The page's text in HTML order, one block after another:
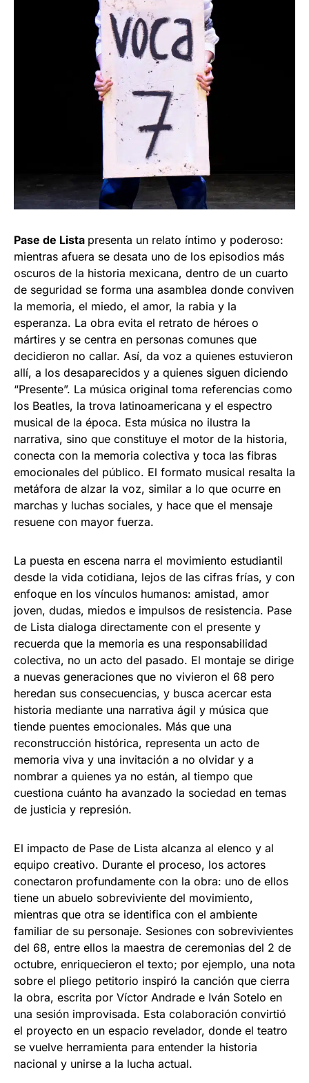
Pase de Lista presenta un relato íntimo y poderoso:
mientras afuera se desata uno de los episodios más
oscuros de la historia mexicana, dentro de un cuarto
de seguridad se forma una asamblea donde conviven
la memoria, el miedo, el amor, la rabia y la
esperanza. La obra evita el retrato de héroes o
mártires y se centra en personas comunes que
decidieron no callar. Así, da voz a quienes estuvieron
allí, a los desaparecidos y a quienes siguen diciendo
“Presente”. La música original toma referencias como
los Beatles, la trova latinoamericana y el espectro
musical de la época. Esta música no ilustra la
narrativa, sino que constituye el motor de la historia,
conecta con la memoria colectiva y toca las fibras
emocionales del público. El formato musical resalta la
metáfora de alzar la voz, similar a lo que ocurre en
marchas y luchas sociales, y hace que el mensaje
resuene con mayor fuerza.
La puesta en escena narra el movimiento estudiantil
desde la vida cotidiana, lejos de las cifras frías, y con
enfoque en los vínculos humanos: amistad, amor
joven, dudas, miedos e impulsos de resistencia. Pase
de Lista dialoga directamente con el presente y
recuerda que la memoria es una responsabilidad
colectiva, no un acto del pasado. El montaje se dirige
a nuevas generaciones que no vivieron el 68 pero
heredan sus consecuencias, y busca acercar esta
historia mediante una narrativa ágil y música que
tiende puentes emocionales. Más que una
reconstrucción histórica, representa un acto de
memoria viva y una invitación a no olvidar y a
nombrar a quienes ya no están, al tiempo que
cuestiona cuánto ha avanzado la sociedad en temas
de justicia y represión.
El impacto de Pase de Lista alcanza al elenco y al
equipo creativo. Durante el proceso, los actores
conectaron profundamente con la obra: uno de ellos
tiene un abuelo sobreviviente del movimiento,
mientras que otra se identifica con el ambiente
familiar de su personaje. Sesiones con sobrevivientes
del 68, entre ellos la maestra de ceremonias del 2 de
octubre, enriquecieron el texto; por ejemplo, una nota
sobre el pliego petitorio inspiró la canción que cierra
la obra, escrita por Víctor Andrade e Iván Sotelo en
una sesión improvisada. Esta colaboración convirtió
el proyecto en un espacio revelador, donde el teatro
se vuelve herramienta para entender la historia
nacional y unirse a la lucha actual.